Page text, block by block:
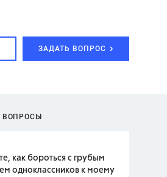
ЗАДАТЬ ВОПРОС
ВОПРОСЫ
как бороться с грубым
одноклассников к моему